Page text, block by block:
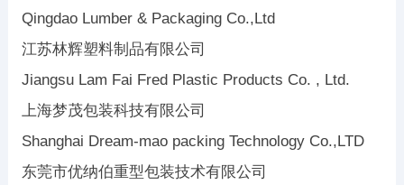
Qingdao Lumber & Packaging Co.,Ltd
江苏林辉塑料制品有限公司
Jiangsu Lam Fai Fred Plastic Products Co. , Ltd.
上海梦茂包装科技有限公司
Shanghai Dream-mao packing Technology Co.,LTD
东莞市优纳伯重型包装技术有限公司